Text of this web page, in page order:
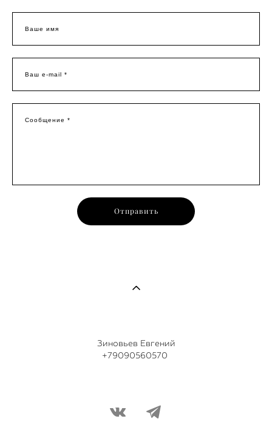
Ваше имя
Ваш e-mail *
Сообщение *
Отправить
Зиновьев Евгений
+79090560570